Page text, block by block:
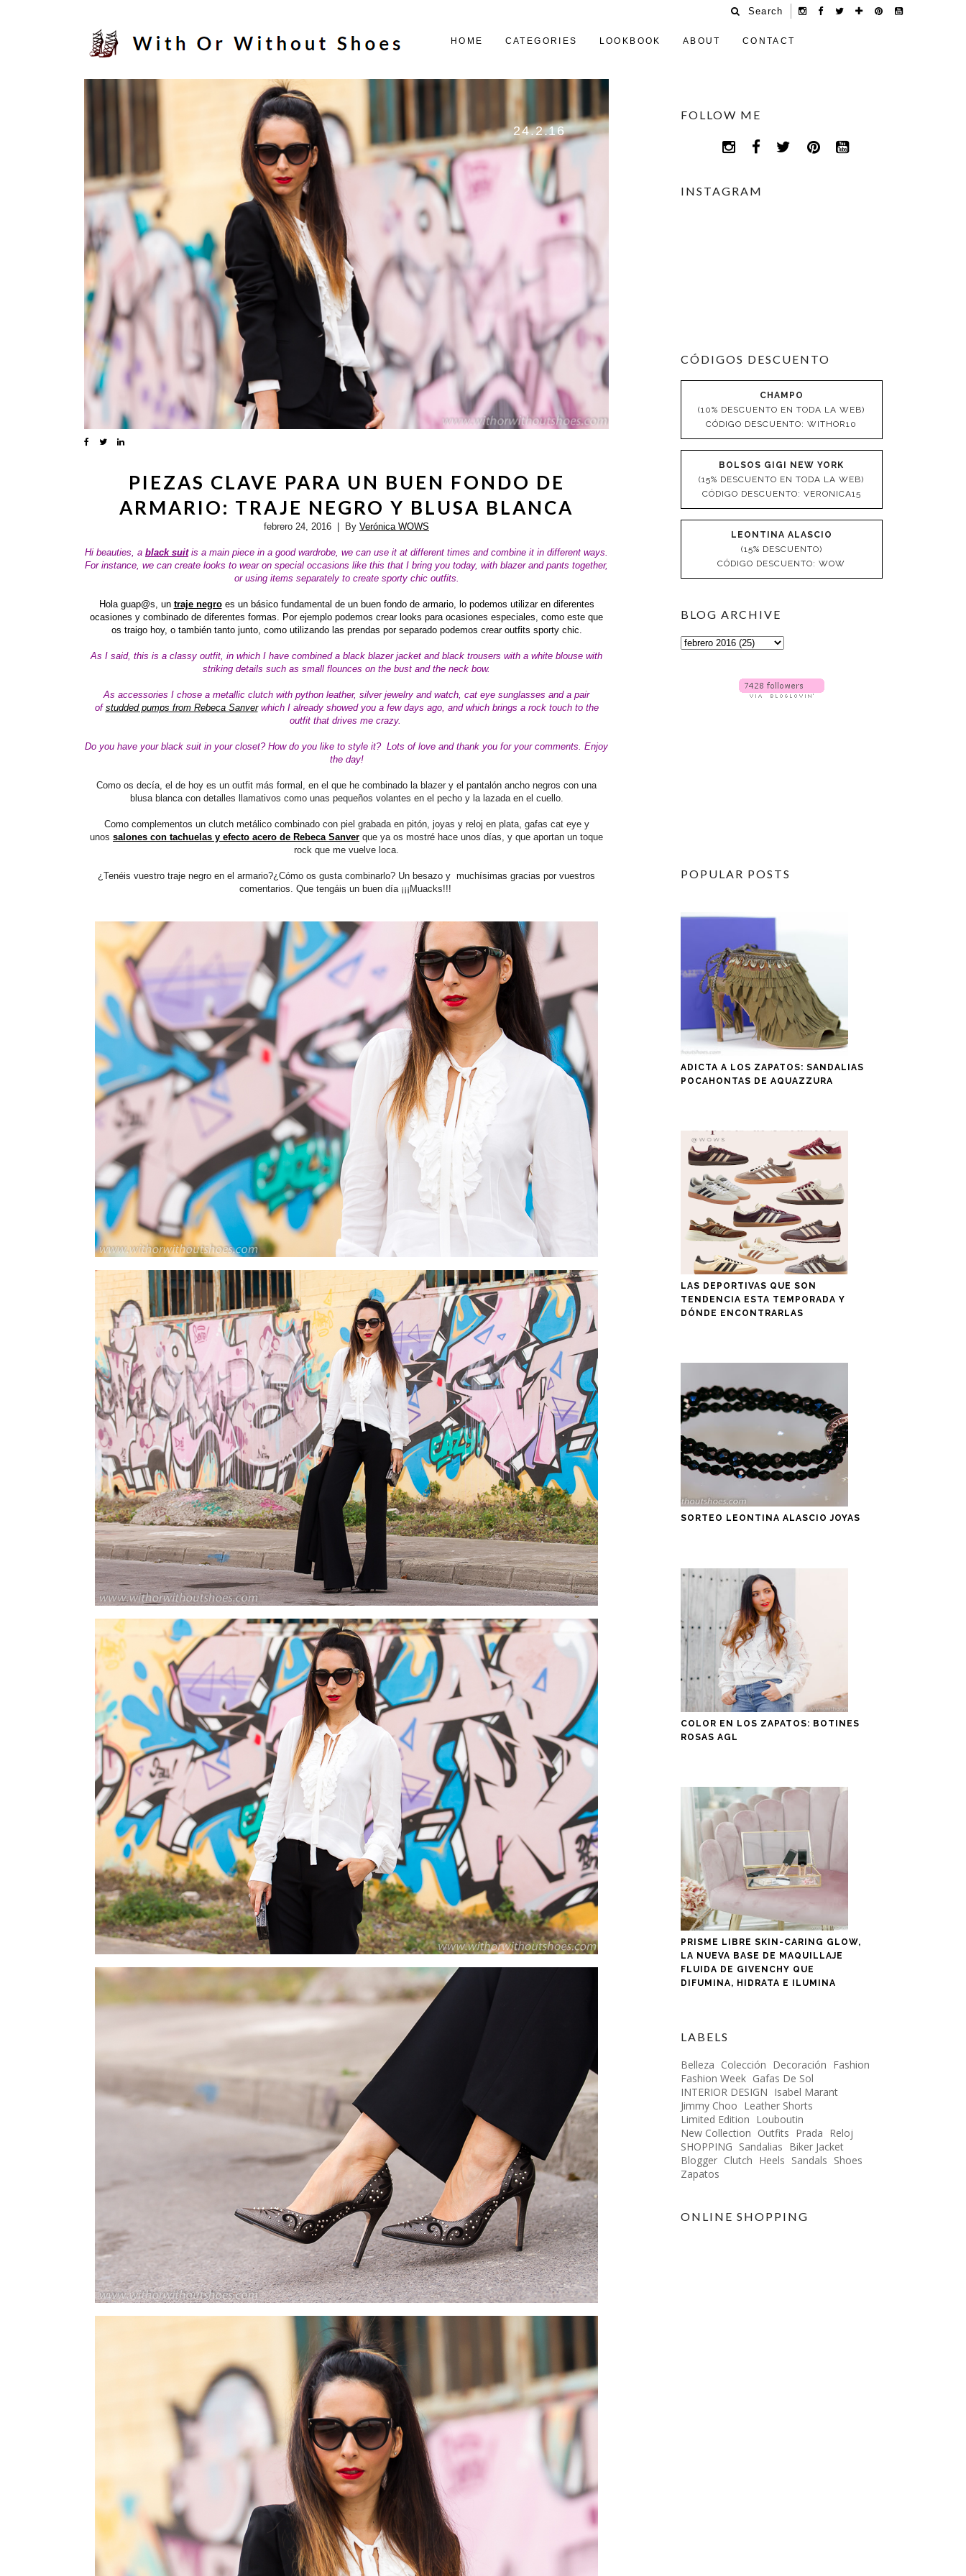
Search
HOME CATEGORIES LOOKBOOK ABOUT CONTACT
24.2.16
PIEZAS CLAVE PARA UN BUEN FONDO DE
ARMARIO: TRAJE NEGRO Y BLUSA BLANCA
febrero 24, 2016 | By Verónica WOWS
Hi beauties, a black suitis a main piece in a good wardrobe, we can use it at different times and combine it in different ways.
For instance, we can create looks to wear on special occasions like this that I bring you today, with blazer and pants together,
or using items separately to create sporty chic outfits.
Hola guap@s, un traje negroes un básico fundamental de un buen fondo de armario, lo podemos utilizar en diferentes
ocasiones y combinado de diferentes formas. Por ejemplo podemos crear looks para ocasiones especiales, como este que
os traigo hoy, o también tanto junto, como utilizando las prendas por separado podemos crear outfits sporty chic.
As I said, this is a classy outfit, in which I have combined a black blazer jacket and black trousers with a white blouse with
striking details such as small flounces on the bust and the neck bow.
As accessories I chose a metallic clutch with python leather, silver jewelry and watch, cat eye sunglasses and a pair
of studded pumps from Rebeca Sanverwhich I already showed you a few days ago, and which brings a rock touch to the
outfit that drives me crazy.
Do you have your black suit in your closet? How do you like to style it? Lots of love and thank you for your comments. Enjoy
the day!
Como os decía, el de hoy es un outfit más formal, en el que he combinado la blazer y el pantalón ancho negros con una
blusa blanca con detalles llamativos como unas pequeños volantes en el pecho y la lazada en el cuello.
Como complementos un clutch metálico combinado con piel grabada en pitón, joyas y reloj en plata, gafas cat eye y
unos salones con tachuelas y efecto acero de Rebeca Sanver que ya os mostré hace unos días, y que aportan un toque
rock que me vuelve loca.
¿Tenéis vuestro traje negro en el armario?¿Cómo os gusta combinarlo? Un besazo y muchísimas gracias por vuestros
comentarios. Que tengáis un buen día ¡¡¡Muacks!!!
FOLLOW ME
INSTAGRAM
CÓDIGOS DESCUENTO
CHAMPO
(10% DESCUENTO EN TODA LA WEB)
CÓDIGO DESCUENTO: WITHOR10
BOLSOS GIGI NEW YORK
(15% DESCUENTO EN TODA LA WEB)
CÓDIGO DESCUENTO: VERONICA15
LEONTINA ALASCIO
(15% DESCUENTO)
CÓDIGO DESCUENTO: WOW
BLOG ARCHIVE
POPULAR POSTS
ADICTA A LOS ZAPATOS: SANDALIAS
POCAHONTAS DE AQUAZZURA
LAS DEPORTIVAS QUE SON
TENDENCIA ESTA TEMPORADA Y
DÓNDE ENCONTRARLAS
SORTEO LEONTINA ALASCIO JOYAS
COLOR EN LOS ZAPATOS: BOTINES
ROSAS AGL
PRISME LIBRE SKIN-CARING GLOW,
LA NUEVA BASE DE MAQUILLAJE
FLUIDA DE GIVENCHY QUE
DIFUMINA, HIDRATA E ILUMINA
LABELS
Belleza Colección Decoración Fashion
Fashion Week Gafas De Sol
INTERIOR DESIGN Isabel Marant
Jimmy Choo Leather Shorts
Limited Edition Louboutin
New Collection Outfits Prada Reloj
SHOPPING Sandalias Biker Jacket
Blogger Clutch Heels Sandals Shoes
Zapatos
ONLINE SHOPPING